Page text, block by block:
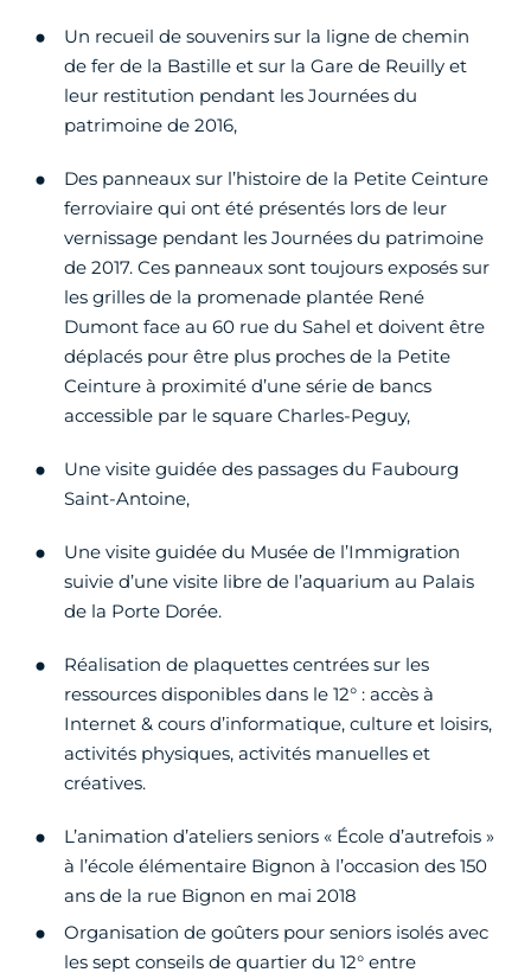
Un recueil de souvenirs sur la ligne de chemin
de fer de la Bastille et sur la Gare de Reuilly et
leur restitution pendant les Journées du
patrimoine de 2016,
Des panneaux sur l’histoire de la Petite Ceinture
ferroviaire qui ont été présentés lors de leur
vernissage pendant les Journées du patrimoine
de 2017. Ces panneaux sont toujours exposés sur
les grilles de la promenade plantée René
Dumont face au 60 rue du Sahel et doivent être
déplacés pour être plus proches de la Petite
Ceinture à proximité d’une série de bancs
accessible par le square Charles-Peguy,
Une visite guidée des passages du Faubourg
Saint-Antoine,
Une visite guidée du Musée de l’Immigration
suivie d’une visite libre de l’aquarium au Palais
de la Porte Dorée.
Réalisation de plaquettes centrées sur les
ressources disponibles dans le 12° : accès à
Internet & cours d’informatique, culture et loisirs,
activités physiques, activités manuelles et
créatives.
L’animation d’ateliers seniors « École d’autrefois »
à l’école élémentaire Bignon à l’occasion des 150
ans de la rue Bignon en mai 2018
Organisation de goûters pour seniors isolés avec
les sept conseils de quartier du 12° entre